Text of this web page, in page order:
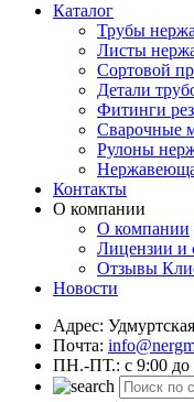
Каталог
Трубы
Листы
Сортовой
Детали
Фитинги
Сварочные
Рулоны
Контакты
О компании
О компании
Лицензии и
Отзывы
Новости
Адрес:
Почта:
ПН.-ПТ.: с 9:00 до